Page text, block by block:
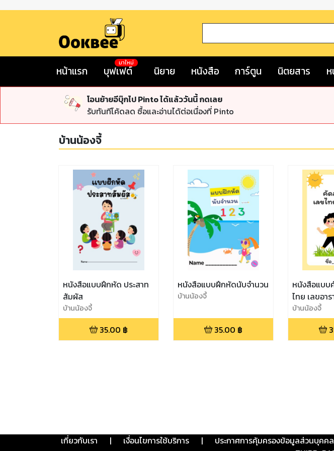
หน้าแรก บุฟเฟต์
มาใหม่
นิยาย หนังสือ การ์ตูน นิตยสาร
โอนย้ายอีบุ๊กไป Pinto ได้แล้ววันนี้ กดเลย
รับทันทีโค้ดลด ซื้อและอ่านได้ต่อเนื่องที่ Pinto
บ้านน้องจี้
หนังสือแบบฝึกหัด ประสาท
สัมผัส
บ้านน้องจี้
35.00 ฿
หนังสือแบบฝึกหัดนับจำนวน
บ้านน้องจี้
35.00 ฿
หนังสือแบบ
ไทย เลขอา
บ้านน้องจี้
เกี่ยวกับเรา | เงื่อนไขการใช้บริการ | ประกาศการคุ้มครองข้อมูลส่วนบุคคล